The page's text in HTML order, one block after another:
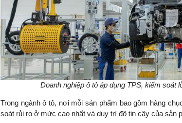
Doanh nghiệp ô tô áp dụng TPS, kiểm soát
Trong ngành ô tô, nơi mỗi sản phẩm bao gồm hàng
soát rủi ro ở mức cao nhất và duy trì độ tin cậy của sản